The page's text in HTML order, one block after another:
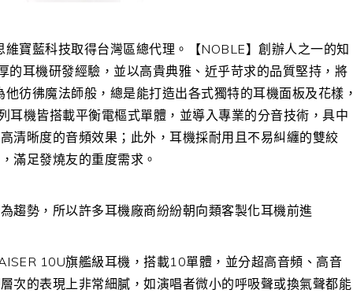
寶藍科技取得台灣區總代理。【NOBLE】創辦人之一的知
耳機研發經驗，並以高貴典雅、近乎苛求的品質堅持，將
彷彿魔法師般，總是能打造出各式獨特的耳機面板及花樣，
機皆搭載平衡電樞式單體，並導入專業的分音技術，具中
清晰度的音頻效果；此外，耳機採耐用且不易糾纏的雙絞
滿足發燒友的重度需求。
趨勢，所以許多耳機廠商紛紛朝向類客製化耳機前進
10U旗艦級耳機，搭載10單體，並分超高音頻、高音
次的表現上非常細膩，如演唱者微小的呼吸聲或換氣聲都能